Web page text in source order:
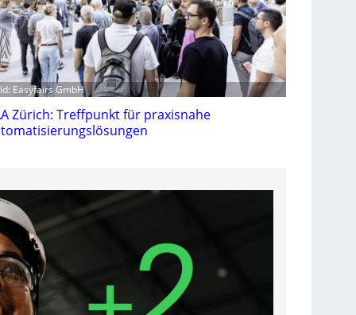
Easyfairs GmbH
Zürich: Treffpunkt für praxisnahe